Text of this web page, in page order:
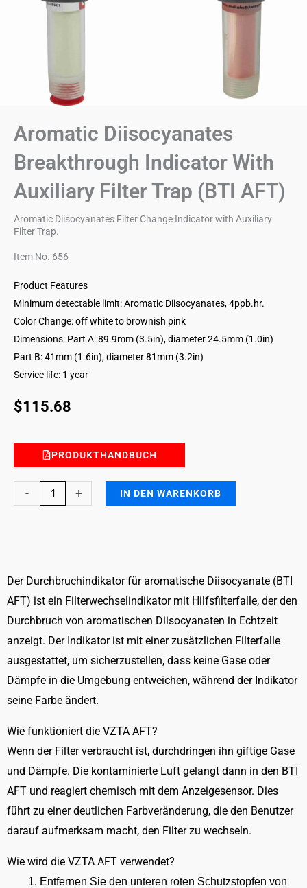
Aromatic Diisocyanates
Breakthrough Indicator With
Auxiliary Filter Trap (BTI AFT)
Aromatic Diisocyanates Filter Change Indicator with Auxiliary
Filter Trap.
Item No. 656
Product Features
Minimum detectable limit: Aromatic Diisocyanates, 4ppb.hr.
Color Change: off white to brownish pink
Dimensions: Part A: 89.9mm (3.5in), diameter 24.5mm (1.0in)
Part B: 41mm (1.6in), diameter 81mm (3.2in)
Service life: 1 year
$115.68
PRODUKTHANDBUCH
-
Aromatic
Diisocyanates
Auxiliary
Filter
Trap
Menge
+ IN DEN WARENKORB
Der Durchbruchindikator für aromatische Diisocyanate (BTI
AFT) ist ein Filterwechselindikator mit Hilfsfilterfalle, der den
Durchbruch von aromatischen Diisocyanaten in Echtzeit
anzeigt. Der Indikator ist mit einer zusätzlichen Filterfalle
ausgestattet, um sicherzustellen, dass keine Gase oder
Dämpfe in die Umgebung entweichen, während der Indikator
seine Farbe ändert.
Wie funktioniert die VZTA AFT?
Wenn der Filter verbraucht ist, durchdringen ihn giftige Gase
und Dämpfe. Die kontaminierte Luft gelangt dann in den BTI
AFT und reagiert chemisch mit dem Anzeigesensor. Dies
führt zu einer deutlichen Farbveränderung, die den Benutzer
darauf aufmerksam macht, den Filter zu wechseln.
Wie wird die VZTA AFT verwendet?
Entfernen Sie den unteren roten Schutzstopfen von